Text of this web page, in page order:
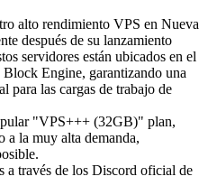
alto rendimiento VPS en Nueva
después de su lanzamiento
servidores están ubicados en el
Engine, garantizando una
para las cargas de trabajo de
"VPS+++ (32GB)" plan,
a la muy alta demanda,
a través de los Discord oficial de